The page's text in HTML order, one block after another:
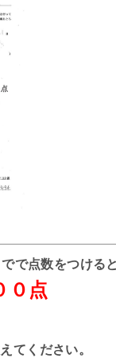
で点数をつける
０点
てください。